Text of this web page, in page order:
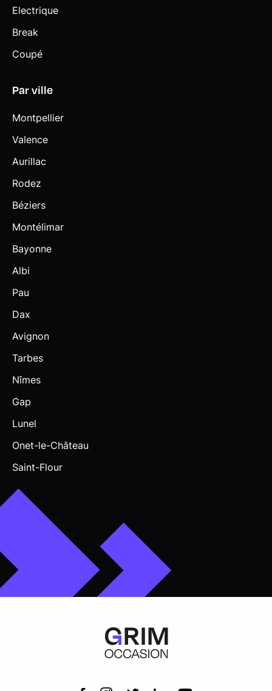
Electrique
Break
Coupé
Par ville
Montpellier
Valence
Aurillac
Rodez
Béziers
Montélimar
Bayonne
Albi
Pau
Dax
Avignon
Tarbes
Nîmes
Gap
Lunel
Onet-le-Château
Saint-Flour